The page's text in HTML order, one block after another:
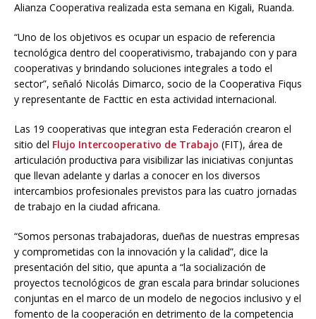
Alianza Cooperativa realizada esta semana en Kigali, Ruanda.
“Uno de los objetivos es ocupar un espacio de referencia
tecnológica dentro del cooperativismo, trabajando con y para
cooperativas y brindando soluciones integrales a todo el
sector”, señaló Nicolás Dimarco, socio de la Cooperativa Fiqus
y representante de Facttic en esta actividad internacional.
Las 19 cooperativas que integran esta Federación crearon el
sitio del Flujo Intercooperativo de Trabajo (FIT), área de
articulación productiva para visibilizar las iniciativas conjuntas
que llevan adelante y darlas a conocer en los diversos
intercambios profesionales previstos para las cuatro jornadas
de trabajo en la ciudad africana.
“Somos personas trabajadoras, dueñas de nuestras empresas
y comprometidas con la innovación y la calidad”, dice la
presentación del sitio, que apunta a “la socialización de
proyectos tecnológicos de gran escala para brindar soluciones
conjuntas en el marco de un modelo de negocios inclusivo y el
fomento de la cooperación en detrimento de la competencia